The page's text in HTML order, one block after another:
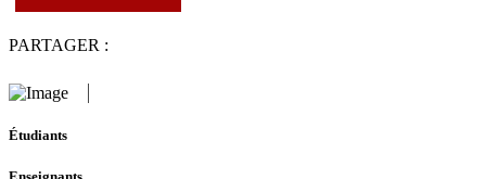
PARTAGER :
Étudiants